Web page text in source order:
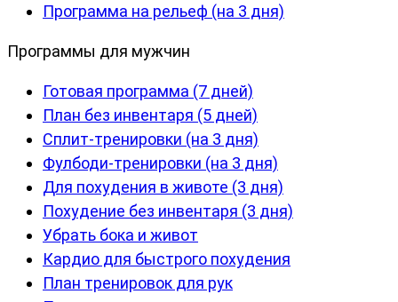
Программа на рельеф (на 3 дня)
Программы для мужчин
Готовая программа (7 дней)
План без инвентаря (5 дней)
Сплит-тренировки (на 3 дня)
Фулбоди-тренировки (на 3 дня)
Для похудения в животе (3 дня)
Похудение без инвентаря (3 дня)
Убрать бока и живот
Кардио для быстрого похудения
План тренировок для рук